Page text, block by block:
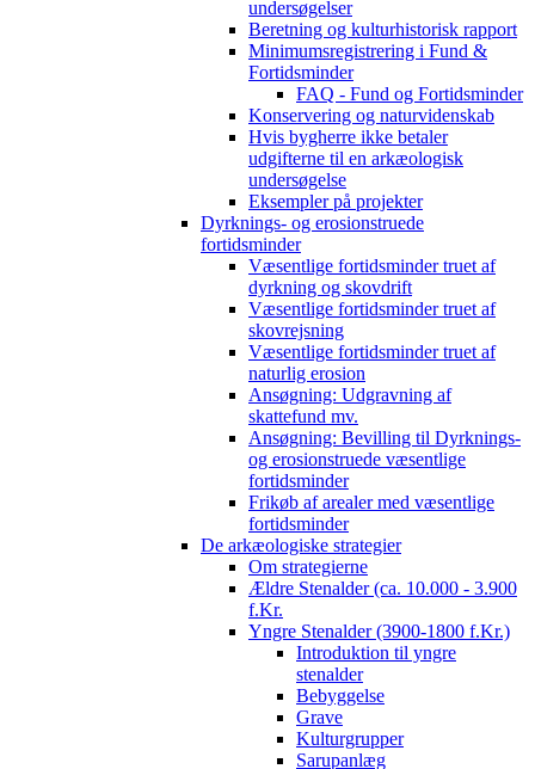
undersøgelser
Beretning og kulturhistorisk rapport
Minimumsregistrering i Fund &
Fortidsminder
FAQ - Fund og Fortidsminder
Konservering og naturvidenskab
Hvis bygherre ikke betaler
udgifterne til en arkæologisk
undersøgelse
Eksempler på projekter
Dyrknings- og erosionstruede
fortidsminder
Væsentlige fortidsminder truet af
dyrkning og skovdrift
Væsentlige fortidsminder truet af
skovrejsning
Væsentlige fortidsminder truet af
naturlig erosion
Ansøgning: Udgravning af
skattefund mv.
Ansøgning: Bevilling til Dyrknings-
og erosionstruede væsentlige
fortidsminder
Frikøb af arealer med væsentlige
fortidsminder
De arkæologiske strategier
Om strategierne
Ældre Stenalder (ca. 10.000 - 3.900
f.Kr.
Yngre Stenalder (3900-1800 f.Kr.)
Introduktion til yngre
stenalder
Bebyggelse
Grave
Kulturgrupper
Sarupanlæg